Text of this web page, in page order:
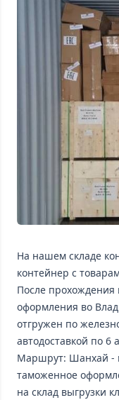
На нашем складе
контейнер с
После прохождения
оформления во
отгружен по
автодоставкой по 6
Маршрут: Шанхай -
таможенное
на склад выгрузки